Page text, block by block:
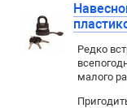
Редко
малого